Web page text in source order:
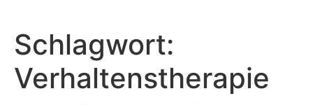
springen
Schlagwort:
Verhaltenstherapie